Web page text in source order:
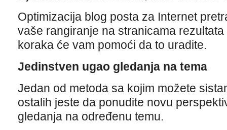
Optimizacija blog posta za Internet
vaše rangiranje na stranicama
koraka će vam pomoći da to uradite.
Jedinstven ugao gledanja na tema
Jedan od metoda sa kojim možete
ostalih jeste da ponudite novu
gledanja na određenu temu.